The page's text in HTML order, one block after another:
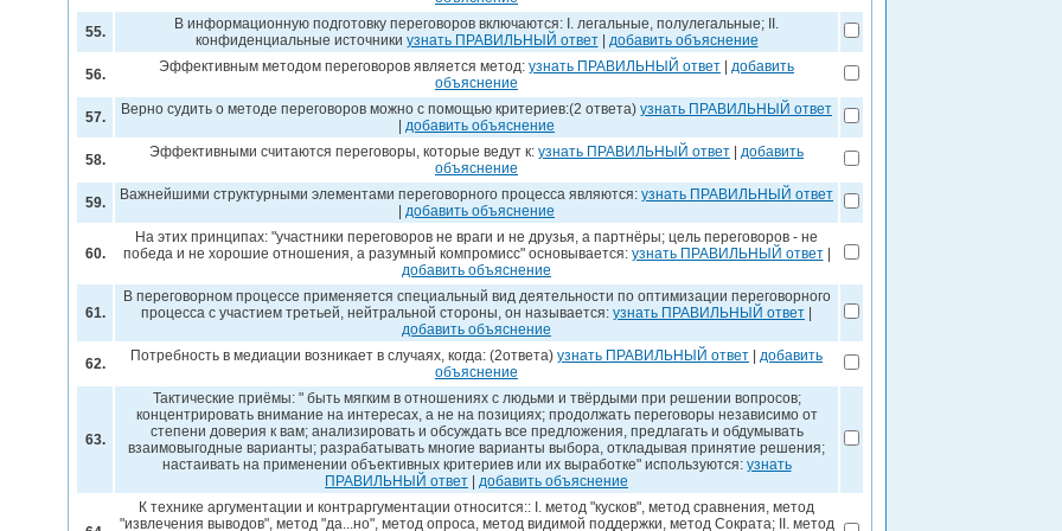
55.
В информационную подготовку переговоров включаются: I. легальные, полулегальные; II.
конфиденциальные источники узнать ПРАВИЛЬНЫЙ ответ| добавить объяснение
56. Эффективным методом переговоров является метод: узнать ПРАВИЛЬНЫЙ ответ
добавить
объяснение
57. Верно судить о методе переговоров можно с помощью критериев:(2 ответа) узнать ПРАВИЛЬНЫЙ ответ
добавить объяснение
58. Эффективными считаются переговоры, которые ведут к: узнать ПРАВИЛЬНЫЙ ответ
добавить
объяснение
59. Важнейшими структурными элементами переговорного процесса являются: узнать ПРАВИЛЬНЫЙ ответ
добавить объяснение
60.
На этих принципах: "участники переговоров не враги и не друзья, а партнёры; цель переговоров - не
победа и не хорошие отношения, а разумный компромисс" основывается: узнать ПРАВИЛЬНЫЙ ответ|
добавить объяснение
61.
В переговорном процессе применяется специальный вид деятельности по оптимизации переговорного
процесса с участием третьей, нейтральной стороны, он называется: узнать ПРАВИЛЬНЫЙ ответ
добавить объяснение
62. Потребность в медиации возникает в случаях, когда: (2ответа) узнать ПРАВИЛЬНЫЙ ответ
добавить
объяснение
63.
Тактические приёмы: " быть мягким в отношениях с людьми и твёрдыми при решении вопросов;
концентрировать внимание на интересах, а не на позициях; продолжать переговоры независимо от
степени доверия к вам; анализировать и обсуждать все предложения, предлагать и обдумывать
взаимовыгодные варианты; разрабатывать многие варианты выбора, откладывая принятие решения;
настаивать на применении объективных критериев или их выработке" используются: узнать
ПРАВИЛЬНЫЙ ответ
добавить объяснение
К технике аргументации и контраргументации относится:: I. метод "кусков", метод сравнения, метод
"извлечения выводов", метод "да...но", метод опроса, метод видимой поддержки, метод Сократа; II. метод